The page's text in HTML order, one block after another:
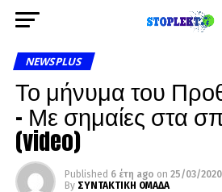
NEWSPLUS
Το μήνυμα του
– Με σημαίες στα
(video)
Published 6 έτη ago on 25/03/2020
By ΣΥΝΤΑΚΤΙΚΗ ΟΜΑΔΑ